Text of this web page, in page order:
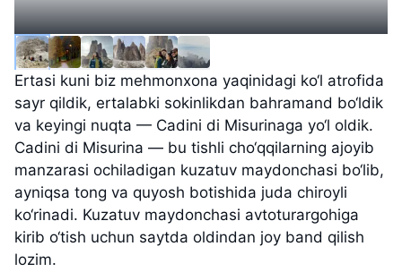
Ertasi kuni biz mehmonxona yaqinidagi ko‘l atrofida
sayr qildik, ertalabki sokinlikdan bahramand bo‘ldik
va keyingi nuqta — Cadini di Misurinaga yo‘l oldik.
Cadini di Misurina — bu tishli cho‘qqilarning ajoyib
manzarasi ochiladigan kuzatuv maydonchasi bo‘lib,
ayniqsa tong va quyosh botishida juda chiroyli
ko‘rinadi. Kuzatuv maydonchasi avtoturargohiga
kirib o‘tish uchun saytda oldindan joy band qilish
lozim.